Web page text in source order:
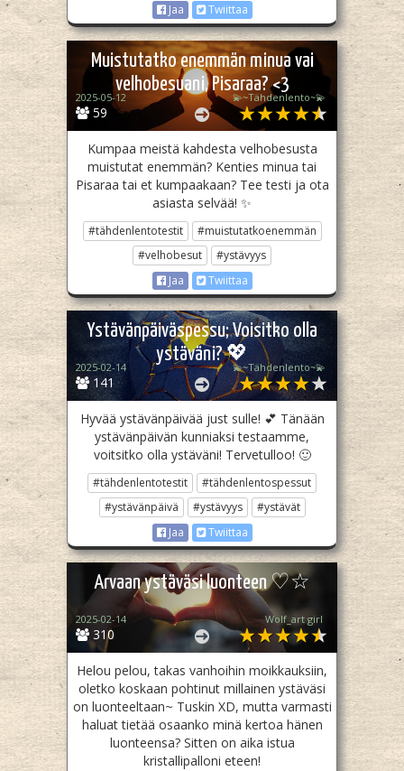
Jaa
Twiittaa
Muistutatko enemmän minua vai
velhobesuani, Pisaraa? <3
59
2025-05-12 💫~Tähdenlento~💫
Kumpaa meistä kahdesta velhobesusta
muistutat enemmän? Kenties minua tai
Pisaraa tai et kumpaakaan? Tee testi ja ota
asiasta selvää! ✨
#tähdenlentotestit
#muistutatkoenemmän
#velhobesut
#ystävyys
Jaa
Twiittaa
Ystävänpäiväspessu; Voisitko olla
ystäväni? 💖
141
2025-02-14 💫~Tähdenlento~💫
Hyvää ystävänpäivää just sulle! 💕 Tänään
ystävänpäivän kunniaksi testaamme,
voitsitko olla ystäväni! Tervetulloo! 🙂
#tähdenlentotestit
#tähdenlentospessut
#ystävänpäivä
#ystävyys
#ystävät
Jaa
Twiittaa
Arvaan ystäväsi luonteen ♡☆
310
2025-02-14 Wolf_art girl ‎
Helou pelou, takas vanhoihin moikkauksiin,
oletko koskaan pohtinut millainen ystäväsi
on luonteeltaan~ Tuskin XD, mutta varmasti
haluat tietää osaanko minä kertoa hänen
luonteensa? Sitten on aika istua
kristallipalloni eteen!